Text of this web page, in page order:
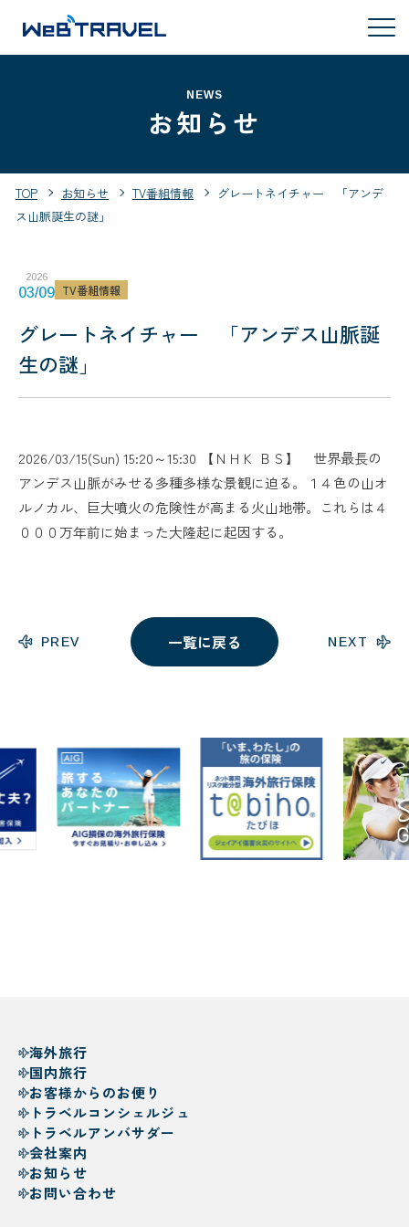
NEWS
お知らせ
TOP お知らせ TV番組情報
グレートネイチャー 「アンデ
ス山脈誕生の謎」
2026
03/09 TV番組情報
グレートネイチャー 「アンデス山脈誕
生の謎」
2026/03/15(Sun) 15:20～15:30 【ＮＨＫ ＢＳ】 世界最長の
アンデス山脈がみせる多種多様な景観に迫る。１４色の山オ
ルノカル、巨大噴火の危険性が高まる火山地帯。これらは４
０００万年前に始まった大隆起に起因する。
PREV 一覧に戻る NEXT
海外旅行
国内旅行
お客様からのお便り
トラベルコンシェルジュ
トラベルアンバサダー
会社案内
お知らせ
お問い合わせ